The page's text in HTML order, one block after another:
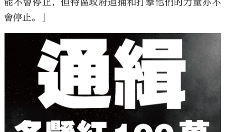
能不會停止，但特區政府追捕和打擊他們的力量亦不
會停止。」